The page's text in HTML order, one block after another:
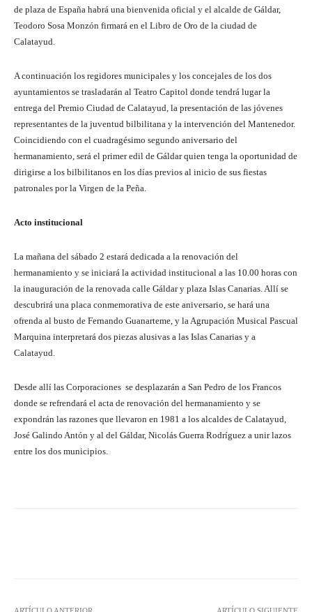
de plaza de España habrá una bienvenida oficial y el alcalde de Gáldar,
Teodoro Sosa Monzón firmará en el Libro de Oro de la ciudad de
Calatayud.
A continuación los regidores municipales y los concejales de los dos
ayuntamientos se trasladarán al Teatro Capitol donde tendrá lugar la
entrega del Premio Ciudad de Calatayud, la presentación de las jóvenes
representantes de la juventud bilbilitana y la intervención del Mantenedor.
Coincidiendo con el cuadragésimo segundo aniversario del
hermanamiento, será el primer edil de Gáldar quien tenga la oportunidad de
dirigirse a los bilbilitanos en los días previos al inicio de sus fiestas
patronales por la Virgen de la Peña.
Acto institucional
La mañana del sábado 2 estará dedicada a la renovación del
hermanamiento y se iniciará la actividad institucional a las 10.00 horas con
la inauguración de la renovada calle Gáldar y plaza Islas Canarias. Allí se
descubrirá una placa conmemorativa de este aniversario, se hará una
ofrenda al busto de Fernando Guanarteme, y la Agrupación Musical Pascual
Marquina interpretará dos piezas alusivas a las Islas Canarias y a
Calatayud.
Desde allí las Corporaciones se desplazarán a San Pedro de los Francos
donde se refrendará el acta de renovación del hermanamiento y se
expondrán las razones que llevaron en 1981 a los alcaldes de Calatayud,
José Galindo Antón y al del Gáldar, Nicolás Guerra Rodríguez a unir lazos
entre los dos municipios.